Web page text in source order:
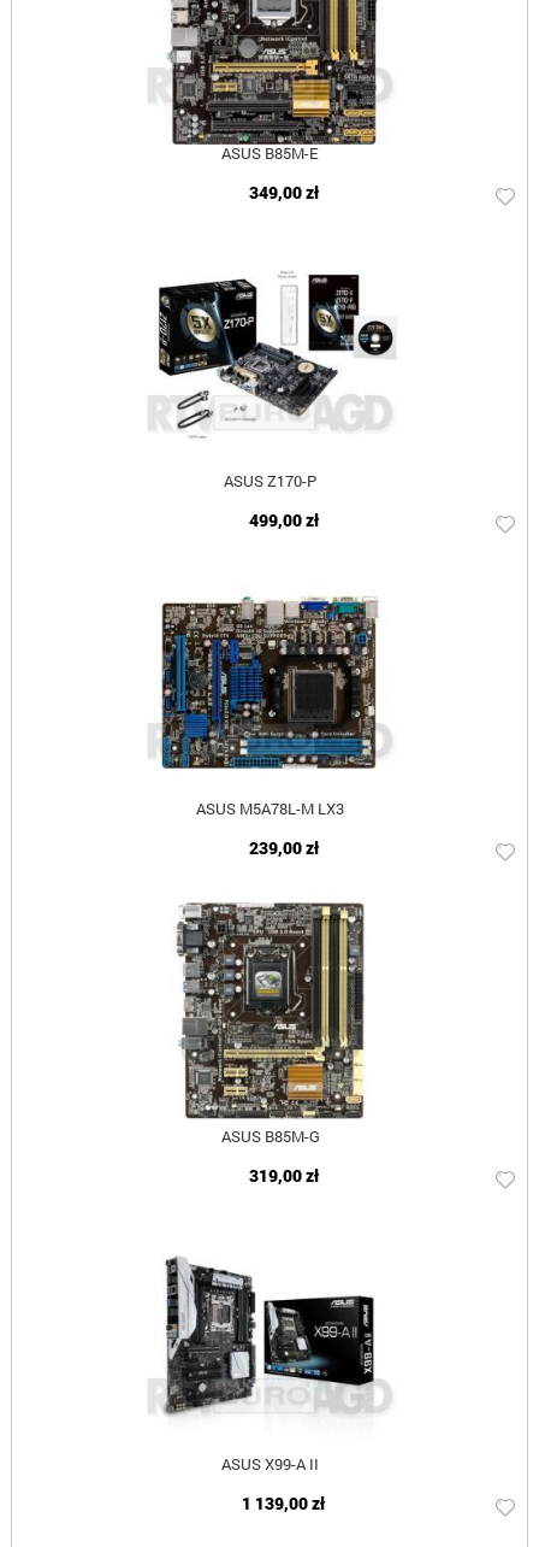
ASUS B85M-E
349,00 zł
ASUS Z170-P
499,00 zł
ASUS M5A78L-M LX3
239,00 zł
ASUS B85M-G
319,00 zł
ASUS X99-A II
1 139,00 zł